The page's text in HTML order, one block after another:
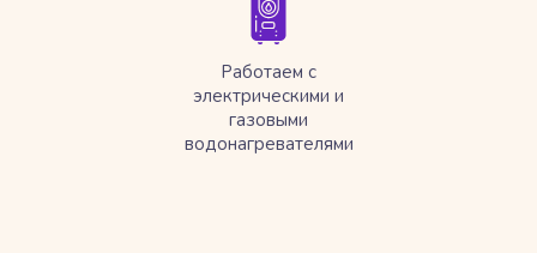
Работаем с
электрическими и
газовыми
водонагревателями